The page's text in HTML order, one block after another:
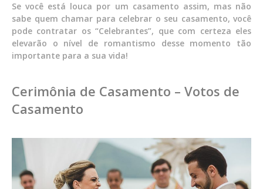
Se você está louca por um casamento assim, mas não
sabe quem chamar para celebrar o seu casamento, você
pode contratar os “Celebrantes”, que com certeza eles
elevarão o nível de romantismo desse momento tão
importante para a sua vida!
Cerimônia de Casamento – Votos de
Casamento